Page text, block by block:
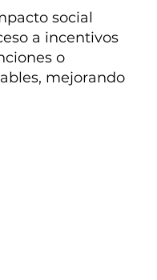
social
a incentivos
o
mejorando